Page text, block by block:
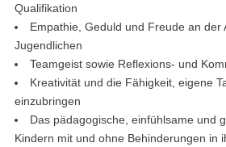
Qualifikation
Empathie, Geduld und Freude an der
Jugendlichen
Teamgeist sowie Reflexions- und
Kreativität und die Fähigkeit, eigene
einzubringen
Das pädagogische, einfühlsame und
Kindern mit und ohne Behinderungen in